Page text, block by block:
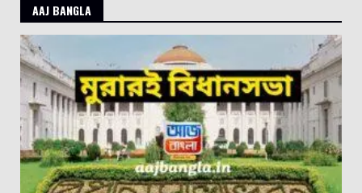
AAJ BANGLA